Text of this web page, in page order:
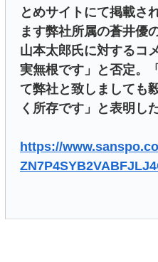
とめサイトにて掲載さ
ます弊社所属の蒼井優
山本太郎氏に対するコ
実無根です」と否定。
て弊社と致しましても
く所存です」と表明した
https://